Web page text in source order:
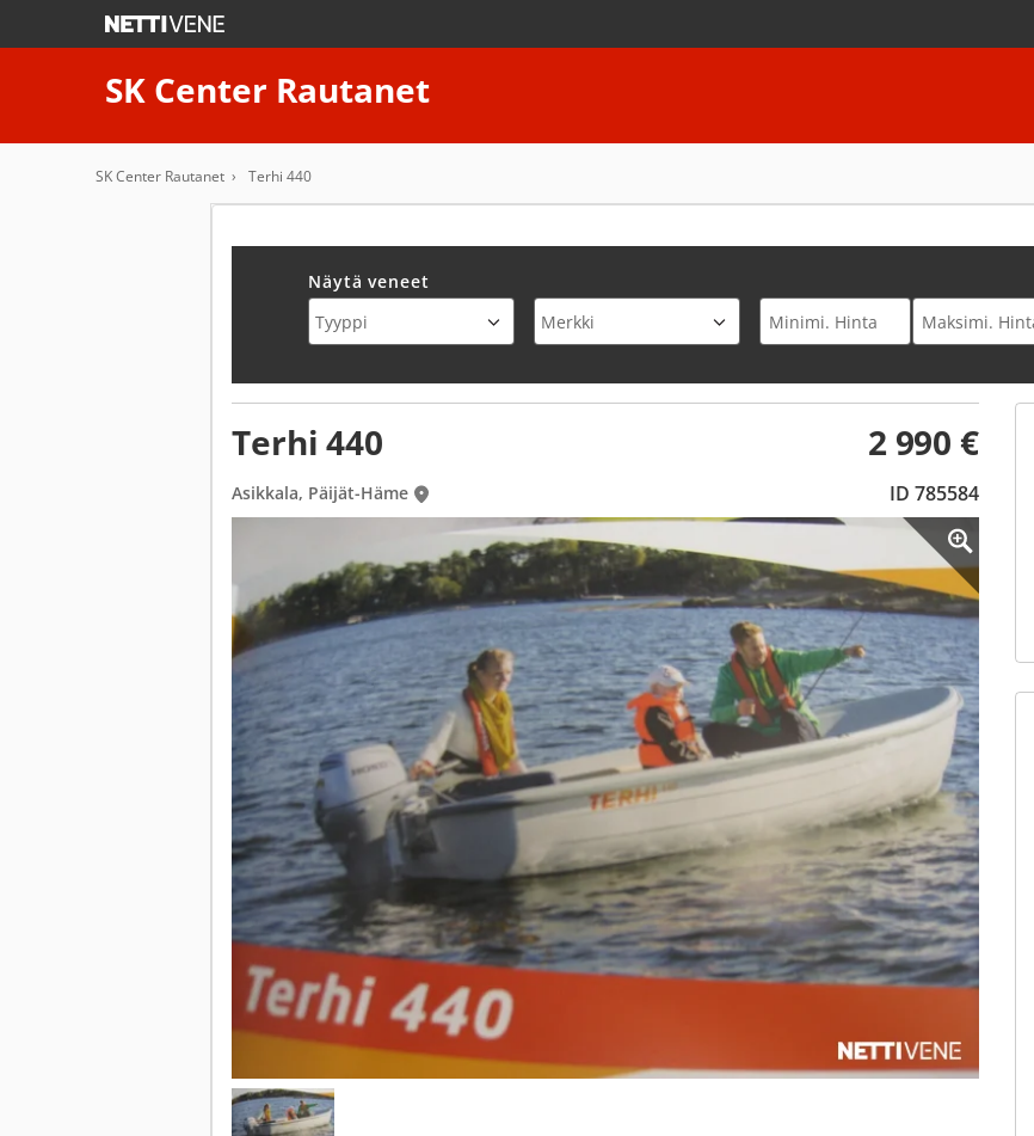
SK Center Rautanet
SK Center Rautanet Terhi 440
Näytä veneet
Terhi 440 2 990 €
Asikkala, Päijät-Häme ID 785584